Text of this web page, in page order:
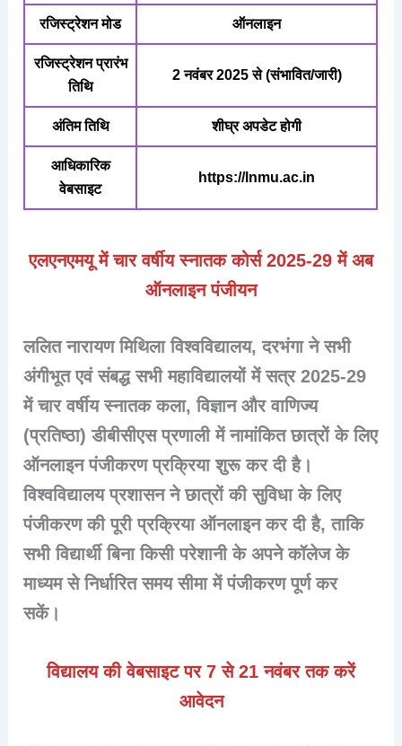
रजिस्ट्रेशन मोड ऑनलाइन
रजिस्ट्रेशन प्रारंभ
तिथि
2 नवंबर 2025 से(संभावित/जारी)
अंतिम तिथि शीघ्र अपडेट होगी
आधिकारिक
वेबसाइट
https://lnmu.ac.in
एलएनएमयू में चार वर्षीय स्नातक कोर्स 2025-29 में अब
ऑनलाइन पंजीयन
ललित नारायण मिथिला विश्वविद्यालय, दरभंगा ने सभी
अंगीभूत एवं संबद्ध सभी महाविद्यालयों में सत्र 2025-29
में चार वर्षीय स्नातक कला, विज्ञान और वाणिज्य
(प्रतिष्ठा) डीबीसीएस प्रणाली में नामांकित छात्रों के लिए
ऑनलाइन पंजीकरण प्रक्रिया शुरू कर दी है।
विश्वविद्यालय प्रशासन ने छात्रों की सुविधा के लिए
पंजीकरण की पूरी प्रक्रिया ऑनलाइन कर दी है, ताकि
सभी विद्यार्थी बिना किसी परेशानी के अपने कॉलेज के
माध्यम से निर्धारित समय सीमा में पंजीकरण पूर्ण कर
सकें।
विद्यालय की वेबसाइट पर 7 से 21 नवंबर तक करें
आवेदन